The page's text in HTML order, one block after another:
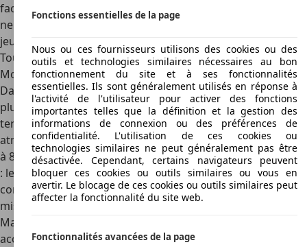
facilement disponibles et vous pouvez même remettre à
neuf un Niva plus ancien avec des pièces d'un modèle plus
jeune.
Toutes les données importantes de la Lada Niva
Moteurs
Dans son pays d'origine, le Lada Niva a été équipé de
plusieurs moteurs différents, mais en Europe, le petit tout-
terrain a principalement été livré avec un
bloc
atmosphérique quatre cylindres de 1,7 litre
, affichant de 73
à 83 ch, et environ 130 Nm. Ce n'est pas une voiture rapide
: le sprint de 0 à 100 km/h prend plus de 15 secondes. Et la
consommation et les émissions de CO2 sont également
misérables, ce qui a une influence négative sur les taxes.
Mais la technologie est simple et tout est facilement
accessible sous le capot, ce qui facilite l'entretien et les
Fonctions essentielles de la page
Nous ou ces fournisseurs utilisons des cookies ou des
outils et technologies similaires nécessaires au bon
fonctionnement du site et à ses fonctionnalités
essentielles. Ils sont généralement utilisés en réponse à
l'activité de l'utilisateur pour activer des fonctions
importantes telles que la définition et la gestion des
informations de connexion ou des préférences de
confidentialité. L'utilisation de ces cookies ou
technologies similaires ne peut généralement pas être
désactivée. Cependant, certains navigateurs peuvent
bloquer ces cookies ou outils similaires ou vous en
avertir. Le blocage de ces cookies ou outils similaires peut
affecter la fonctionnalité du site web.
Fonctionnalités avancées de la page